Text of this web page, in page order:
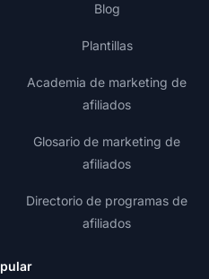
Blog
Plantillas
Academia de marketing de
afiliados
Glosario de marketing de
afiliados
Directorio de programas de
afiliados